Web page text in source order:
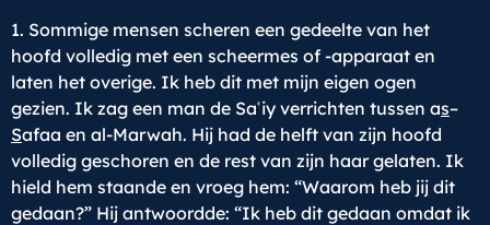
1. Sommige mensen scheren een gedeelte van het
hoofd volledig met een scheermes of -apparaat en
laten het overige. Ik heb dit met mijn eigen ogen
gezien. Ik zag een man de Saʿiy verrichten tussen as–
Safaa en al-Marwah. Hij had de helft van zijn hoofd
volledig geschoren en de rest van zijn haar gelaten. Ik
hield hem staande en vroeg hem: “Waarom heb jij dit
gedaan?” Hij antwoordde: “Ik heb dit gedaan omdat ik